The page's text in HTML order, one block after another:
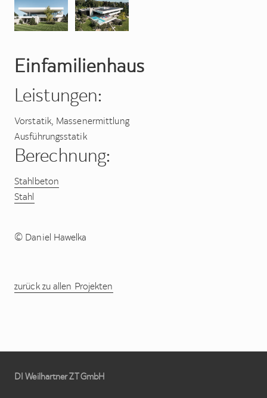
Einfamilienhaus
Leistungen:
Vorstatik, Massenermittlung
Ausführungsstatik
Berechnung:
Stahlbeton
Stahl
© Daniel Hawelka
zurück zu allen Projekten
Site
DI Weilhartner ZT GmbH